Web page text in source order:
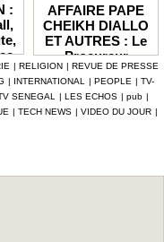
:
AFFAIRE PAPE
CHEIKH DIALLO
ET AUTRES : Le
Procureur
interjette appel et
maintient en
prison ceux qui
ont été placés
| RELIGION | REVUE DE PRESSE
| INTERNATIONAL | PEOPLE | TV-
SENEGAL | LES ECHOS | pub |
| TECH NEWS | VIDEO DU JOUR |